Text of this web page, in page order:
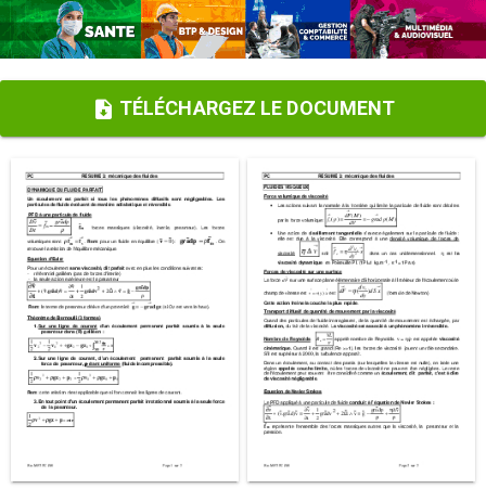
TÉLÉCHARGEZ LE DOCUMENT